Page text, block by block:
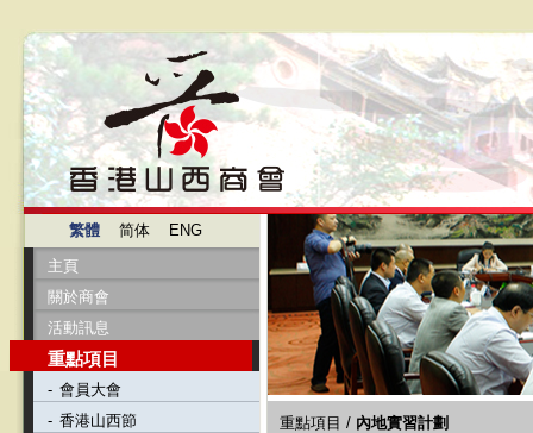
繁體 简体
ENG
主頁
關於商會
活動訊息
重點項目
- 會員大會
- 香港山西節
重點項目 / 內地實習計劃